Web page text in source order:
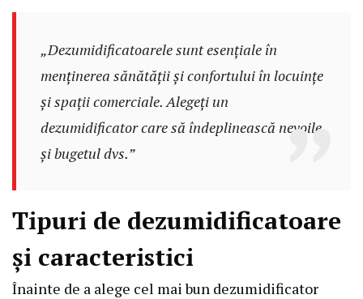
„Dezumidificatoarele sunt esențiale în
menținerea sănătății și confortului în locuințe
și spații comerciale. Alegeți un
dezumidificator care să îndeplinească nevoile
și bugetul dvs.”
Tipuri de dezumidificatoare
și caracteristici
Înainte de a alege cel mai bun dezumidificator